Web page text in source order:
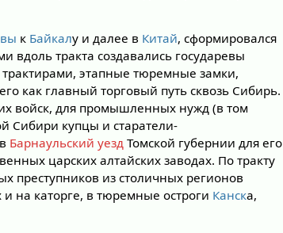
к Байкалу и далее в Китай, сформировался
вдоль тракта создавались государевы
этапные тюремные замки,
как главный торговый путь сквозь Сибирь.
войск, для промышленных нужд (в том
Сибири купцы и старатели-
Барнаульский уезд Томской губернии для его
царских алтайских заводах. По тракту
преступников из столичных регионов
на каторге, в тюремные остроги Канска,